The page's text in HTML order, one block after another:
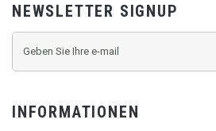
NEWSLETTER SIGNUP
INFORMATIONEN